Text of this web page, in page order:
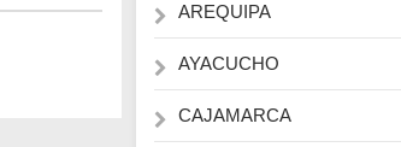
AREQUIPA
AYACUCHO
CAJAMARCA